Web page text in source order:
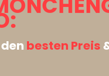
besten Preis